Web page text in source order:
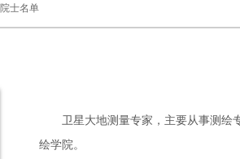
院士名单
卫星大地测量专家，主要从事测绘专
绘学院。